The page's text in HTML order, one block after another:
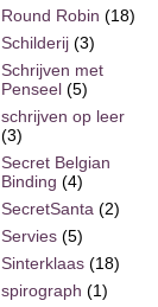
Round Robin (18)
Schilderij (3)
Schrijven met
Penseel (5)
schrijven op leer
(3)
Secret Belgian
Binding (4)
SecretSanta (2)
Servies (5)
Sinterklaas (18)
spirograph (1)